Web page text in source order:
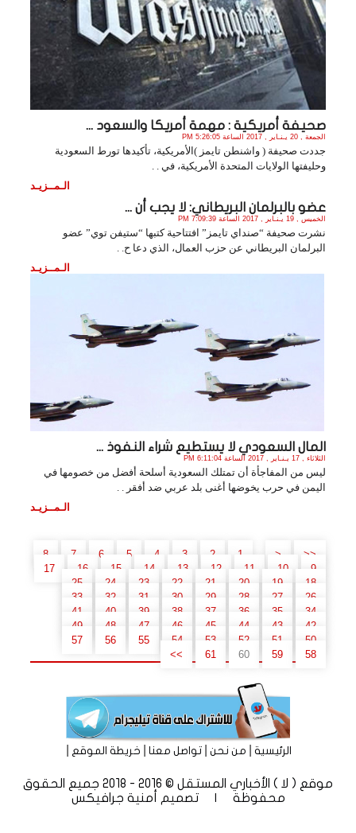
صحيفة أمريكية : مهمة أمريكا والسعود ...
الجمعة , 20 يـنـاير , 2017 الساعة 5:26:05 PM
جددت صحيفة ( واشنطن تايمز )الأمريكية، تأكيدها تورط السعودية
وحليفتها الولايات المتحدة الأمريكية، في . .
الـمــزيـد
عضو بالبرلمان البريطاني: لا يجب أن ...
الخميس , 19 يـنـاير , 2017 الساعة 7:09:39 PM
نشرت صحيفة “صنداي تايمز” افتتاحية كتبها “ستيفن توي” عضو
البرلمان البريطاني عن حزب العمال، الذي دعا ح. .
الـمــزيـد
المال السعودي لا يستطيع شراء النفوذ ...
الثلاثاء , 17 يـنـاير , 2017 الساعة 6:11:04 PM
ليس من المفاجأة أن تمتلك السعودية أسلحة أفضل من خصومها في
اليمن في حرب يخوضها أغنى بلد عربي ضد أفقر . .
الـمــزيـد
<<
<
..
1
2
3
4
5
6
7
8
9
10
11
12
13
14
15
16
17
18
19
20
21
22
23
24
25
26
27
28
29
30
31
32
33
34
35
36
37
38
39
40
41
42
43
44
45
46
47
48
49
50
51
52
53
54
55
56
57
58
59
60
61
>>
الرئيسية|من نحن|تواصل معنا|خريطة الموقع
موقع ( لا ) الأخباري المستقل © 2016 - 2018 جميع الحقوق
محفوظة | تصميم
أمنية جرافيكس